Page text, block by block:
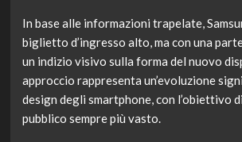
In base alle informazioni trapelate,
biglietto d’ingresso alto, ma con una
un indizio visivo sulla forma del nuovo
approccio rappresenta un’evoluzione
design degli smartphone, con l’obiettivo
pubblico sempre più vasto.